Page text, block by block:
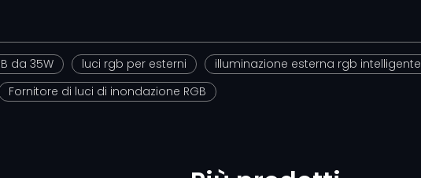
da 35W luci rgb per esterni illuminazione esterna rgb intelligente
Fornitore di luci di inondazione RGB